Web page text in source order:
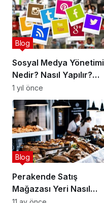
Sosyal Medya Yönetimi
Nedir? Nasıl Yapılır?
DETAYLI REHBER
Blog
1 yıl önce
Perakende Satış
Mağazası Yeri Nasıl
Seçilir
Blog